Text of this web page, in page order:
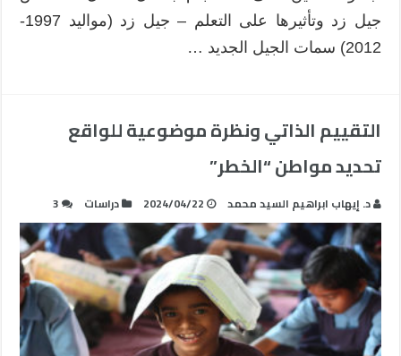
جيل زد وتأثيرها على التعلم – جيل زد (مواليد 1997-
2012) سمات الجيل الجديد …
التقييم الذاتي ونظرة موضوعية للواقع
تحديد مواطن “الخطر”
د. إيهاب ابراهيم السيد محمد 2024/04/22 دراسات 3